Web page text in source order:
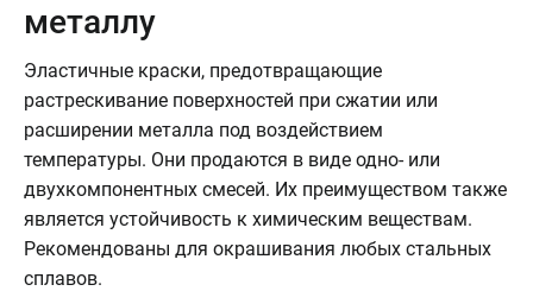
металлу
Эластичные краски, предотвращающие
растрескивание поверхностей при сжатии или
расширении металла под воздействием
температуры. Они продаются в виде одно- или
двухкомпонентных смесей. Их преимуществом также
является устойчивость к химическим веществам.
Рекомендованы для окрашивания любых стальных
сплавов.